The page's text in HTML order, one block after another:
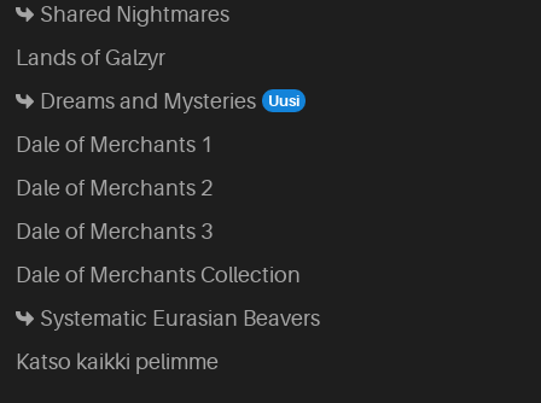
Shared Nightmares
Lands of Galzyr
Dreams and Mysteries
Dale of Merchants 1
Dale of Merchants 2
Dale of Merchants 3
Dale of Merchants Collection
Systematic Eurasian Beavers
Katso kaikki pelimme